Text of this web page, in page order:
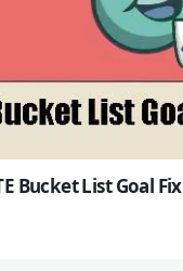
Bucket List Goal Fix